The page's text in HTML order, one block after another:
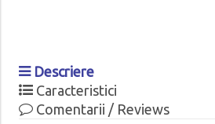
Descriere
Caracteristici
Comentarii / Reviews